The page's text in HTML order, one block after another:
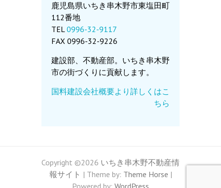
鹿児島県いちき串木野市東塩田町
112番地
TEL0996-32-9117
FAX 0996-32-9226
建設部、不動産部。いちき串木野
市の街づくりに貢献します。
国料建設会社概要より詳しくはこ
ちら
Copyright ©2026 いちき串木野不動産情
報サイト | Theme by: Theme Horse |